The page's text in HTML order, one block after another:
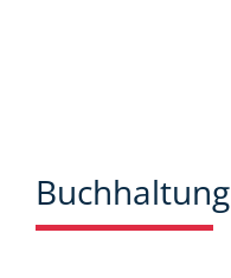
Buchhaltung